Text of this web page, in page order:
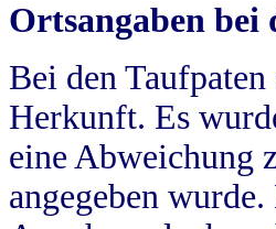
Ortsangaben bei
Bei den
Herkunft. Es
eine Abweichung
angegeben